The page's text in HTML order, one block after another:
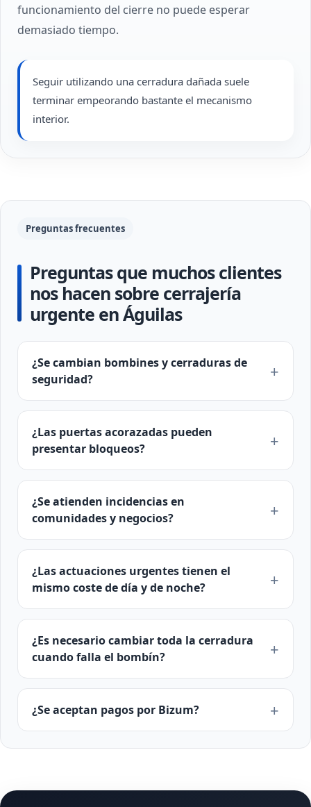
funcionamiento del cierre no puede esperar
demasiado tiempo.
Seguir utilizando una cerradura dañada suele
terminar empeorando bastante el mecanismo
interior.
Preguntas frecuentes
Preguntas que muchos clientes
nos hacen sobre cerrajería
urgente en Águilas
¿Se cambian bombines y cerraduras de
seguridad?
¿Las puertas acorazadas pueden
presentar bloqueos?
¿Se atienden incidencias en
comunidades y negocios?
¿Las actuaciones urgentes tienen el
mismo coste de día y de noche?
¿Es necesario cambiar toda la cerradura
cuando falla el bombín?
¿Se aceptan pagos por Bizum?